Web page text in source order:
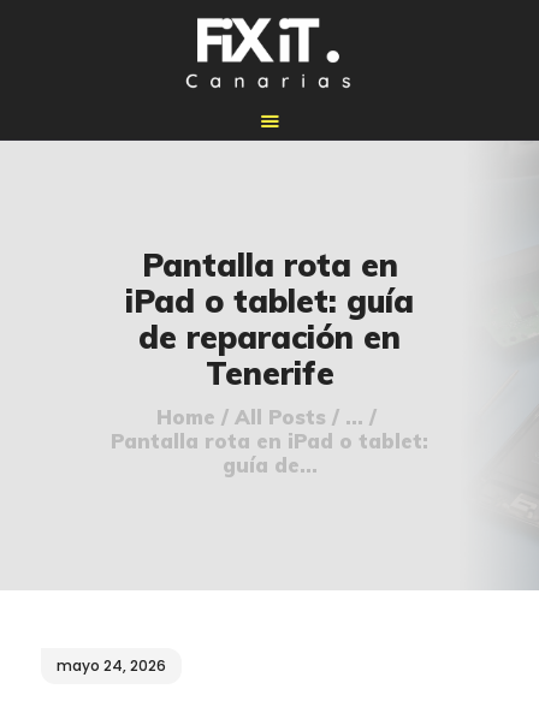
Pantalla rota en
iPad o tablet: guía
de reparación en
Tenerife
Home All Posts
...
Pantalla rota en iPad o tablet:
guía de...
🔧 REPARACIONES
🛠️ SERVICIOS
ADICIONALES
👉 SOLICITAR
PRESUPUESTO
📞 CONTACTOS
mayo 24, 2026